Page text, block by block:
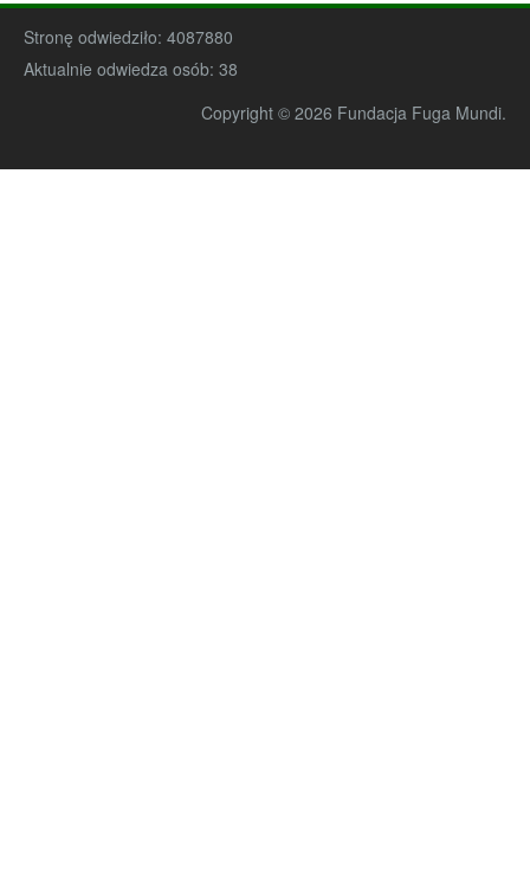
Stronę odwiedziło: 4087880
Aktualnie odwiedza osób: 38
Copyright © 2026 Fundacja Fuga Mundi.